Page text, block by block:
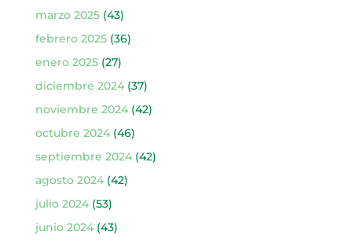
marzo 2025(43)
febrero 2025(36)
enero 2025(27)
diciembre 2024(37)
noviembre 2024(42)
octubre 2024(46)
septiembre 2024(42)
agosto 2024(42)
julio 2024(53)
junio 2024(43)